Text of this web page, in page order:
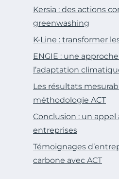
Kersia : des actions
greenwashing
K•Line : transformer
ENGIE : une
l’adaptation
Les résultats
méthodologie ACT
Conclusion : un appel
entreprises
Témoignages
carbone avec ACT